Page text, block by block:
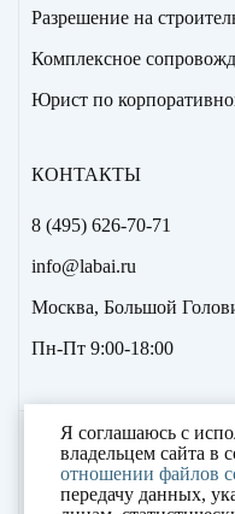
Разрешение на
Комплексное
Юрист по
КОНТАКТЫ
8 (495) 626-70-71
info@labai.ru
Москва, Большой
Пн-Пт 9:00-18:00
2000 – 2023 ©
Я соглашаюсь с
владельцем сайта в
отношении файлов
передачу данных,